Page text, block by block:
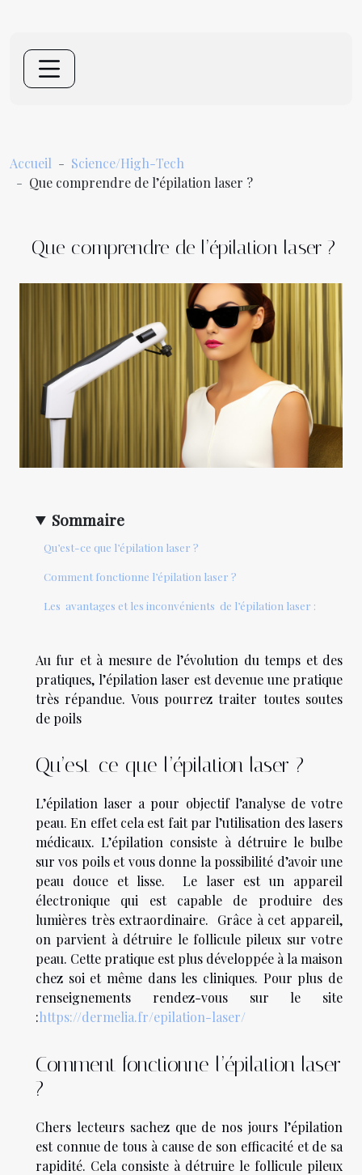
Accueil
Science/High-Tech
Que comprendre de l’épilation laser ?
Que comprendre de l’épilation laser ?
Sommaire
Qu’est-ce que l’épilation laser ?
Comment fonctionne l’épilation laser ?
Les avantages et les inconvénients de l’épilation laser :
Au fur et à mesure de l’évolution du temps et des
pratiques, l’épilation laser est devenue une pratique
très répandue. Vous pourrez traiter toutes soutes
de poils
Qu’est-ce que l’épilation laser ?
L’épilation laser a pour objectif l’analyse de votre
peau. En effet cela est fait par l’utilisation des lasers
médicaux. L’épilation consiste à détruire le bulbe
sur vos poils et vous donne la possibilité d’avoir une
peau douce et lisse. Le laser est un appareil
électronique qui est capable de produire des
lumières très extraordinaire. Grâce à cet appareil,
on parvient à détruire le follicule pileux sur votre
peau. Cette pratique est plus développée à la maison
chez soi et même dans les cliniques. Pour plus de
renseignements rendez-vous sur le site
:https://dermelia.fr/epilation-laser/
Comment fonctionne l’épilation laser
?
Chers lecteurs sachez que de nos jours l’épilation
est connue de tous à cause de son efficacité et de sa
rapidité. Cela consiste à détruire le follicule pileux